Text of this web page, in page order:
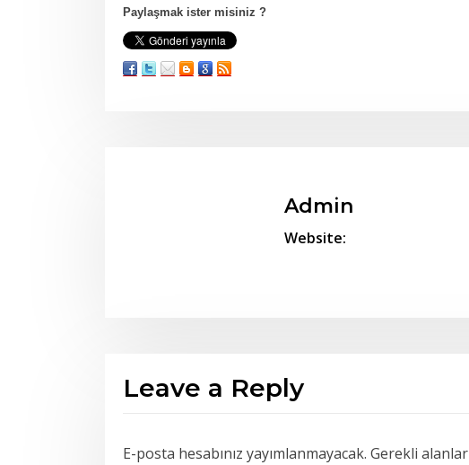
Paylaşmak ister misiniz ?
Admin
Website:
Leave a Reply
E-posta hesabınız yayımlanmayacak. Gerekli alanlar